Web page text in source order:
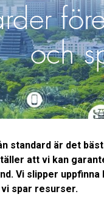
och
standard är det
att vi kan
Vi slipper
spar resurser.